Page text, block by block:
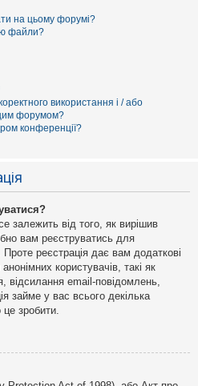
на цьому форумі?
файли?
використання і / або
форумом?
конференції?
залежить від того, як вирішив
вам реєструватись для
реєстрація дає вам додаткові
користувачів, такі як
відсилання email-повідомлень,
займе у вас всього декілька
зробити.